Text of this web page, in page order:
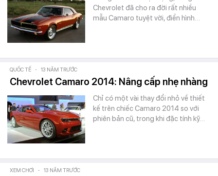
Chevrolet đã cho ra đời rất nhiều
mẫu Camaro tuyệt vời, điển hình…
QUỐC TẾ - 13 NĂM TRƯỚC
Chevrolet Camaro 2014: Nâng cấp nhẹ nhàng
Chỉ có một vài thay đổi nhỏ về thiết
kế trên chiếc Camaro 2014 so với
phiên bản cũ, trong khi đặc tính kỹ…
XEM CHƠI - 13 NĂM TRƯỚC